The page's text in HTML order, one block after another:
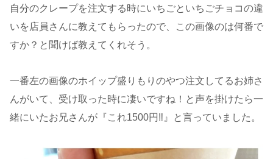
自分のクレープを注文する時にいちごといちごチョコの違
いを店員さんに教えてもらったので、この画像のは何番で
すか？と聞けば教えてくれそう。
一番左の画像のホイップ盛りもりのやつ注文してるお姉さ
んがいて、受け取った時に凄いですね！と声を掛けたら一
緒にいたお兄さんが『これ1500円‼』と言っていました。